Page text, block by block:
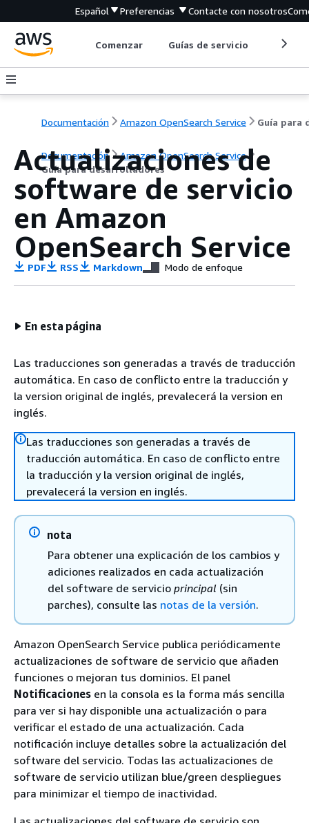
Español Preferencias Contacte con nosotros
Comenzar Guías de servicio
Documentación Amazon OpenSearch Service
Documentación
Amazon OpenSearch Service
Guía para desarrolladores
Actualizaciones de
software de servicio
en Amazon
OpenSearch Service
PDF RSS Markdown Modo de enfoque
En esta página
Las traducciones son generadas a través de traducción
automática. En caso de conflicto entre la traducción y
la version original de inglés, prevalecerá la version en
inglés.
Las traducciones son generadas a través de
traducción automática. En caso de conflicto entre
la traducción y la version original de inglés,
prevalecerá la version en inglés.
nota
Para obtener una explicación de los cambios y
adiciones realizados en cada actualización
del software de servicio principal (sin
parches), consulte las notas de la versión.
Amazon OpenSearch Service publica periódicamente
actualizaciones de software de servicio que añaden
funciones o mejoran tus dominios. El panel
Notificaciones en la consola es la forma más sencilla
para ver si hay disponible una actualización o para
verificar el estado de una actualización. Cada
notificación incluye detalles sobre la actualización del
software del servicio. Todas las actualizaciones de
software de servicio utilizan blue/green despliegues
para minimizar el tiempo de inactividad.